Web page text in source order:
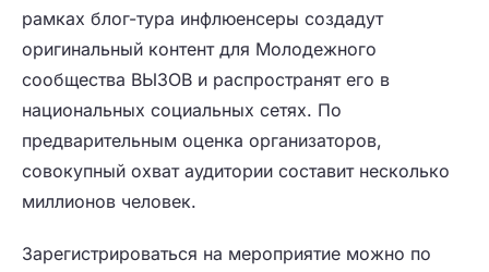
рамках блог-тура инфлюенсеры создадут
оригинальный контент для Молодежного
сообщества ВЫЗОВ и распространят его в
национальных социальных сетях. По
предварительным оценка организаторов,
совокупный охват аудитории составит несколько
миллионов человек.
Зарегистрироваться на мероприятие можно по